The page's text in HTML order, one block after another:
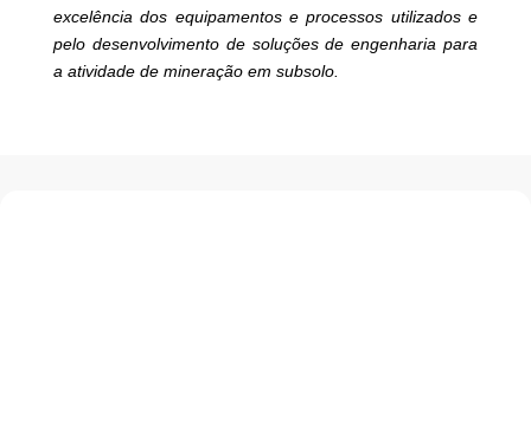
excelência dos equipamentos e processos utilizados e
pelo desenvolvimento de soluções de engenharia para
a atividade de mineração em subsolo.